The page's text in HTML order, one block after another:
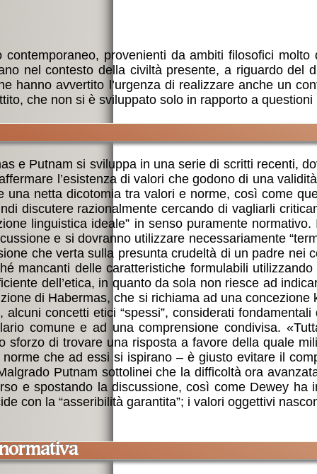
contemporaneo, provenienti da ambiti filosofici
nel contesto della civiltà presente, a riguardo
hanno avvertito l’urgenza di realizzare anche un
che non si è sviluppato solo in rapporto a
e Putnam si sviluppa in una serie di scritti recenti,
l’esistenza di valori che godono di una
una netta dicotomia tra valori e norme, così come
discutere razionalmente cercando di vagliarli
linguistica ideale” in senso puramente
e si dovranno utilizzare necessariamente
che verta sulla presunta crudeltà di un padre
mancanti delle caratteristiche formulabili
dell’etica, in quanto da sola non riesce ad
di Habermas, che si richiama ad una
concetti etici “spessi”, considerati
comune e ad una comprensione condivisa.
sforzo di trovare una risposta a favore della quale
che ad essi si ispirano – è giusto evitare il
Putnam sottolinei che la difficoltà ora
e spostando la discussione, così come Dewey
con la “asseribilità garantita”; i valori oggettivi